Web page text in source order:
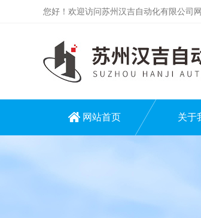
您好！欢迎访问苏州汉吉自动化有限公司网
网站首页 关于